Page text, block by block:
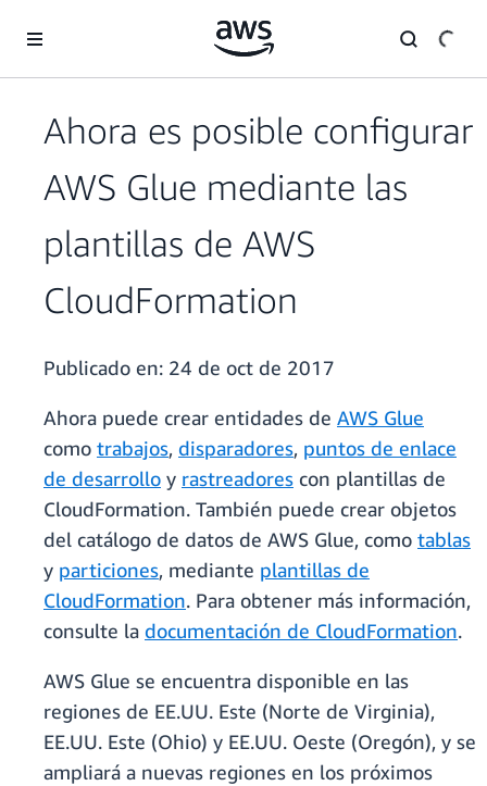
Ahora es posible configurar
AWS Glue mediante las
plantillas de AWS
CloudFormation
Publicado en: 24 de oct de 2017
Ahora puede crear entidades de AWS Glue
como trabajos, disparadores, puntos de enlace
de desarrollo y rastreadores con plantillas de
CloudFormation. También puede crear objetos
del catálogo de datos de AWS Glue, como tablas
y particiones, mediante plantillas de
CloudFormation. Para obtener más información,
consulte la documentación de CloudFormation.
AWS Glue se encuentra disponible en las
regiones de EE.UU. Este (Norte de Virginia),
EE.UU. Este (Ohio) y EE.UU. Oeste (Oregón), y se
ampliará a nuevas regiones en los próximos